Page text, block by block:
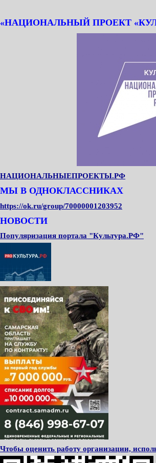
«НАЦИОНАЛЬНЫЙ ПРОЕКТ
НАЦИОНАЛЬНЫЕПРОЕКТЫ.РФ
МЫ В ОДНОКЛАССНИКАХ
https://ok.ru/group/70000001203952
НОВОСТИ
Популяризация портала "Культура.РФ"
Чтобы оценить работу организации,